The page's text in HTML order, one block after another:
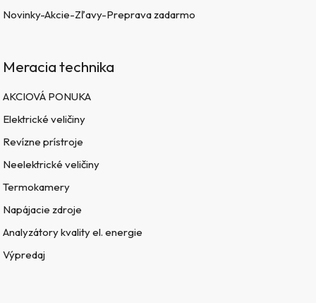
Novinky-Akcie-Zľavy-Preprava zadarmo
Meracia technika
AKCIOVÁ PONUKA
Elektrické veličiny
Revízne prístroje
Neelektrické veličiny
Termokamery
Napájacie zdroje
Analyzátory kvality el. energie
Výpredaj